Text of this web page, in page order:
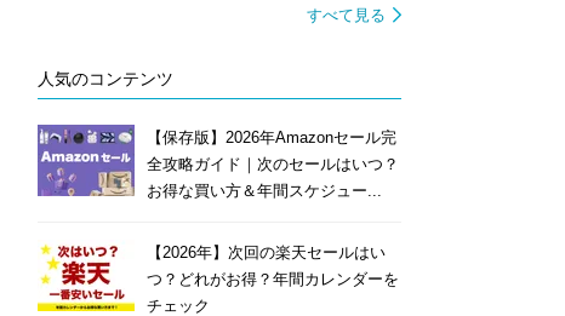
すべて見る
人気のコンテンツ
【保存版】2026年Amazonセール完
全攻略ガイド｜次のセールはいつ？
お得な買い方＆年間スケジュー...
【2026年】次回の楽天セールはい
つ？どれがお得？年間カレンダーを
チェック